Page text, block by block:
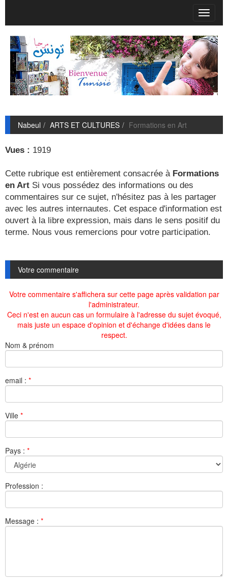
T
o
g
g
l
e
n
a
v
g
t
Nabeul ARTS ET CULTURES Formations en Art
Vues : 1919
Cette rubrique est entièrement consacrée à Formations
en Art Si vous possédez des informations ou des
commentaires sur ce sujet, n'hésitez pas à les partager
avec les autres internautes. Cet espace d'information est
ouvert à la libre expression, mais dans le sens positif du
terme. Nous vous remercions pour votre participation.
Votre commentaire
Votre commentaire s'affichera sur cette page après validation par
l'administrateur.
Ceci n'est en aucun cas un formulaire à l'adresse du sujet évoqué,
mais juste un espace d'opinion et d'échange d'idées dans le
respect.
Nom & prénom
email : *
Ville *
Pays : *
Profession :
Message : *